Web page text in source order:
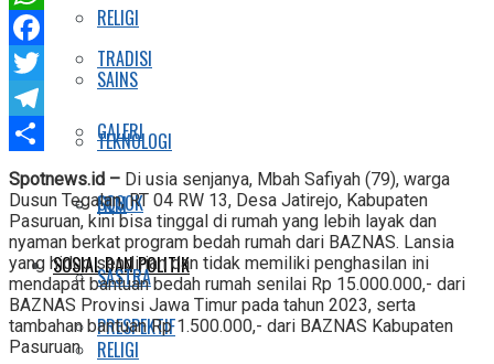
RELIGI
SAINS
TEKNOLOGI
SOSOK
SOSIAL DAN POLITIK
PRESPEKTIF
TRADISI
GALERI
FILM
SASTRA
RELIGI
WhatsApp
Facebook
Twitter
Telegram
Share
Spotnews.id – Di usia senjanya, Mbah Safiyah (79), warga
Dusun Tegalan, RT 04 RW 13, Desa Jatirejo, Kabupaten
Pasuruan, kini bisa tinggal di rumah yang lebih layak dan
nyaman berkat program bedah rumah dari BAZNAS. Lansia
yang hidup sendirian dan tidak memiliki penghasilan ini
mendapat bantuan bedah rumah senilai Rp 15.000.000,- dari
BAZNAS Provinsi Jawa Timur pada tahun 2023, serta
tambahan bantuan Rp 1.500.000,- dari BAZNAS Kabupaten
Pasuruan.